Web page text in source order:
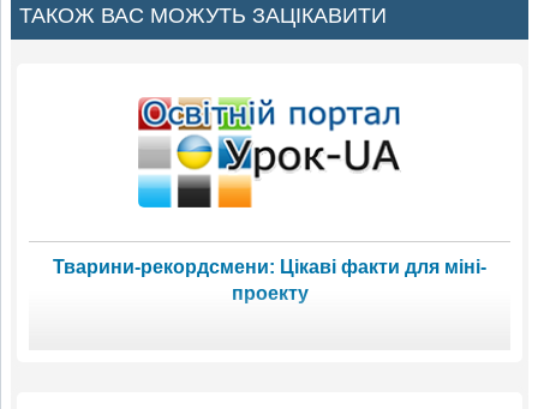
ТАКОЖ ВАС МОЖУТЬ ЗАЦІКАВИТИ
Тварини-рекордсмени: Цікаві факти для міні-
проекту